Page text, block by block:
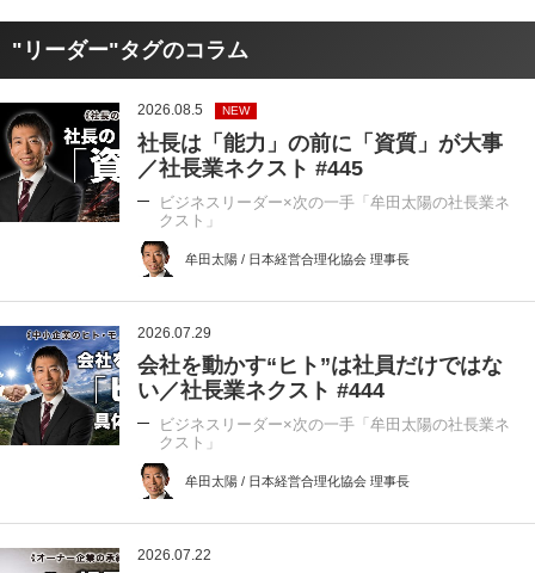
"リーダー"タグのコラム
2026.08.5 NEW
社長は「能力」の前に「資質」が大事
／社長業ネクスト #445
ビジネスリーダー×次の一手「牟田太陽の社長業ネ
クスト」
牟田太陽 / 日本経営合理化協会 理事長
2026.07.29
会社を動かす“ヒト”は社員だけではな
い／社長業ネクスト #444
ビジネスリーダー×次の一手「牟田太陽の社長業ネ
クスト」
牟田太陽 / 日本経営合理化協会 理事長
2026.07.22